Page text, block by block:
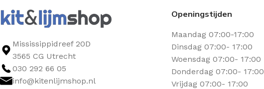
Mississippidreef 20D
3565 CG Utrecht
030 292 66 05
info@kitenlijmshop.nl
Openingstijden
Maandag 07:00-17:00
Dinsdag 07:00- 17:00
Woensdag 07:00- 17:00
Donderdag 07:00- 17:00
Vrijdag 07:00- 17:00